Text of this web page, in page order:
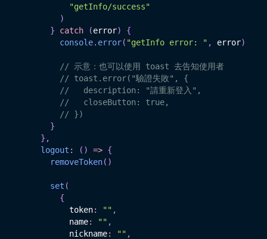
"getInfo/success"
)
}
catch (error)
{
console. error( "getInfo error: " , error)
// 示意：也可以使用 toast 去告知使用者
// toast.error("驗證失敗", {
//   description: "請重新登入",
//   closeButton: true,
// })
}
} ,
logout : ( ) => {
removeToken( )
set (
{
            token
: "" ,
            name
: "" ,
            nickname
: "" ,